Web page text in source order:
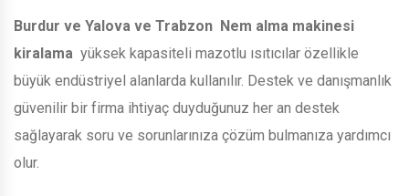
Burdur ve Yalova ve Trabzon Nem alma makinesi
kiralama yüksek kapasiteli mazotlu ısıtıcılar özellikle
büyük endüstriyel alanlarda kullanılır. Destek ve danışmanlık
güvenilir bir firma ihtiyaç duyduğunuz her an destek
sağlayarak soru ve sorunlarınıza çözüm bulmanıza yardımcı
olur.